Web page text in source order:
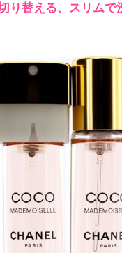
り替える、スリムで